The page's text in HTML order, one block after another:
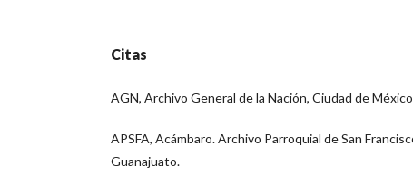
Citas
AGN, Archivo General de la Nación, Ciudad de
APSFA, Acámbaro. Archivo Parroquial de San
Guanajuato.